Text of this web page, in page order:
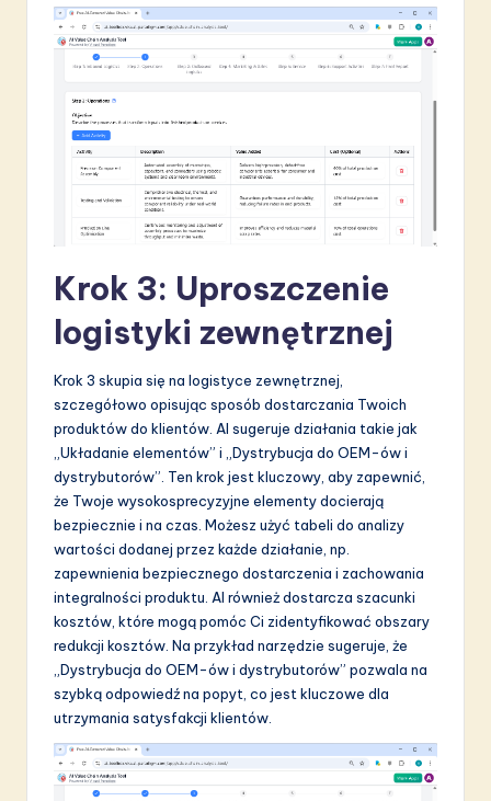
Krok 3: Uproszczenie
logistyki zewnętrznej
Krok 3 skupia się na logistyce zewnętrznej,
szczegółowo opisując sposób dostarczania Twoich
produktów do klientów. AI sugeruje działania takie jak
„Układanie elementów” i „Dystrybucja do OEM-ów i
dystrybutorów”. Ten krok jest kluczowy, aby zapewnić,
że Twoje wysokosprecyzyjne elementy docierają
bezpiecznie i na czas. Możesz użyć tabeli do analizy
wartości dodanej przez każde działanie, np.
zapewnienia bezpiecznego dostarczenia i zachowania
integralności produktu. AI również dostarcza szacunki
kosztów, które mogą pomóc Ci zidentyfikować obszary
redukcji kosztów. Na przykład narzędzie sugeruje, że
„Dystrybucja do OEM-ów i dystrybutorów” pozwala na
szybką odpowiedź na popyt, co jest kluczowe dla
utrzymania satysfakcji klientów.